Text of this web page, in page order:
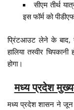
सीएम तीर्थ
इस फॉर्म को
प्रिंटआउट लेने के बाद,
हालिया तस्वीर
होगा।
मध्य प्रदेश
मध्य प्रदेश शासन ने जून